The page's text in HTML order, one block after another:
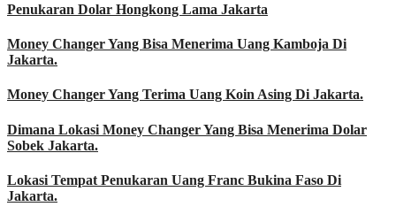
Penukaran Dolar Hongkong Lama Jakarta
Money Changer Yang Bisa Menerima Uang Kamboja Di
Jakarta.
Money Changer Yang Terima Uang Koin Asing Di Jakarta.
Dimana Lokasi Money Changer Yang Bisa Menerima Dolar
Sobek Jakarta.
Lokasi Tempat Penukaran Uang Franc Bukina Faso Di
Jakarta.